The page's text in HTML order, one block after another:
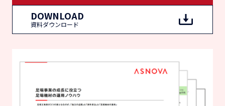
DOWNLOAD
資料ダウンロード